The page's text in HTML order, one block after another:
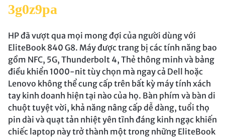
3g0z9pa
HP đã vượt qua mọi mong đợi của người dùng với
EliteBook 840 G8. Máy được trang bị các tính năng bao
gồm NFC, 5G, Thunderbolt 4, Thẻ thông minh và bảng
điều khiển 1000-nit tùy chọn mà ngay cả Dell hoặc
Lenovo không thể cung cấp trên bất kỳ máy tính xách
tay kinh doanh hiện tại nào của họ. Bàn phím và bàn di
chuột tuyệt vời, khả năng nâng cấp dễ dàng, tuổi thọ
pin dài và quạt tản nhiệt yên tĩnh đáng kinh ngạc khiến
chiếc laptop này trở thành một trong những EliteBook